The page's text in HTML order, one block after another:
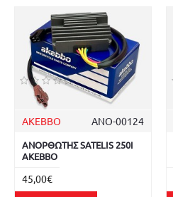
AKEBBO ΑΝΟ-00124
ΑΝΟΡΘΩΤΗΣ SATELIS 250I
AKEBBO
45,00€